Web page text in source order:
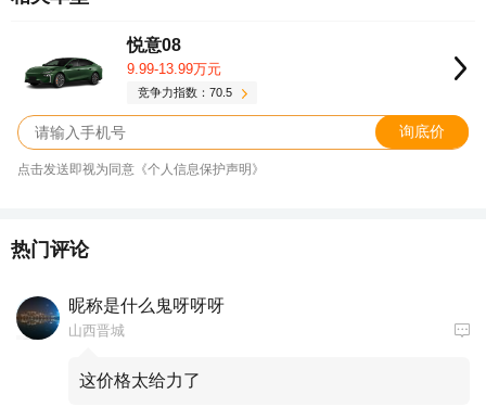
悦意08
9.99-13.99万元
竞争力指数：70.5
询底价
点击发送即视为同意《个人信息保护声明》
热门评论
昵称是什么鬼呀呀呀
山西晋城
这价格太给力了